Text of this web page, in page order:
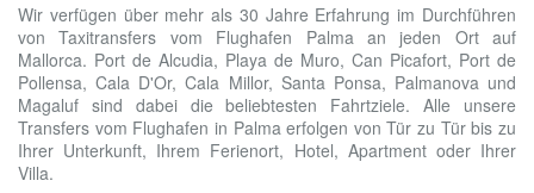
Wir verfügen über mehr als 30 Jahre Erfahrung im Durchführen
von Taxitransfers vom Flughafen Palma an jeden Ort auf
Mallorca. Port de Alcudia, Playa de Muro, Can Picafort, Port de
Pollensa, Cala D'Or, Cala Millor, Santa Ponsa, Palmanova und
Magaluf sind dabei die beliebtesten Fahrtziele. Alle unsere
Transfers vom Flughafen in Palma erfolgen von Tür zu Tür bis zu
Ihrer Unterkunft, Ihrem Ferienort, Hotel, Apartment oder Ihrer
Villa.